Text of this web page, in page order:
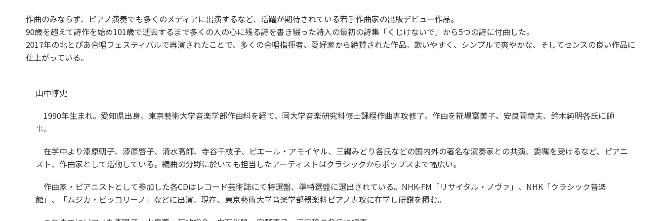
作曲のみならず、ピアノ演奏でも多くのメディアに出演するなど、活躍が期待されている若手作曲家の出版デビュー作品。
90歳を超えて詩作を始め101歳で逝去するまで多くの人の心に残る詩を書き綴った詩人の最初の詩集「くじけないで」から5つの詩に付曲した。
2017年の北とぴあ合唱フェスティバルで再演されたことで、多くの合唱指揮者、愛好家から絶賛された作品。歌いやすく、シンプルで爽やかな、そしてセンスの良い作品に
仕上がっている。
山中惇史
1990年生まれ。愛知県出身。東京藝術大学音楽学部作曲科を経て、同大学音楽研究科修士課程作曲専攻修了。作曲を糀場富美子、安良岡章夫、鈴木純明各氏に師
事。
在学中より漆原朝子、漆原啓子、清水高師、寺谷千枝子、ピエール・アモイヤル、三縄みどり各氏などの国内外の著名な演奏家との共演、委嘱を受けるなど、ピアニ
スト、作曲家として活動している。編曲の分野に於いても担当したアーティストはクラシックからポップスまで幅広い。
作曲家・ピアニストとして参加した各CDはレコード芸術誌にて特選盤、準特選盤に選出されている。NHK-FM「リサイタル・ノヴァ」、NHK「クラシック音楽
館」、「ムジカ・ピッコリーノ」などに出演。現在、東京藝術大学音楽学部器楽科ピアノ専攻に在学し研鑽を積む。